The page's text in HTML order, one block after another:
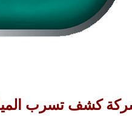
كشف تسرب المياه من